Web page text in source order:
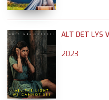
ALT DET LYS
2023